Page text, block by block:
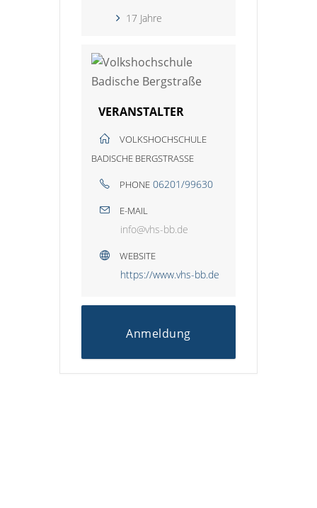
17 Jahre
VERANSTALTER
VOLKSHOCHSCHULE
BADISCHE BERGSTRASSE
PHONE 06201/99630
E-MAIL
info@vhs-bb.de
WEBSITE
https://www.vhs-bb.de
Anmeldung